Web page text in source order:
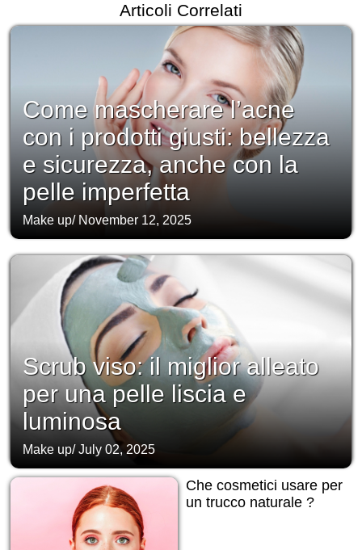
Articoli Correlati
Come mascherare l’acne
con i prodotti giusti: bellezza
e sicurezza, anche con la
pelle imperfetta
Make up/ November 12, 2025
Scrub viso: il miglior alleato
per una pelle liscia e
luminosa
Make up/July 02, 2025
Che cosmetici usare per
un trucco naturale ?